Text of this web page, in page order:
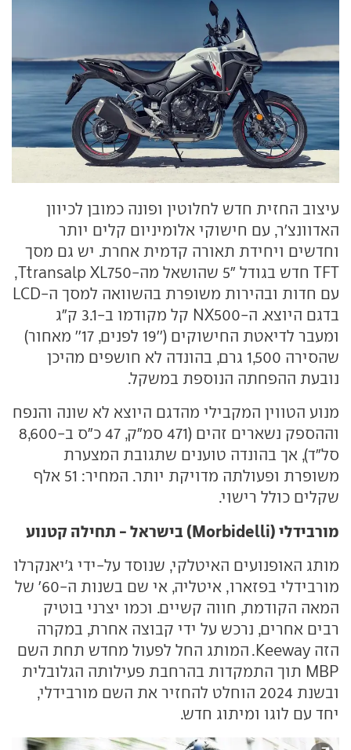
עיצוב החזית חדש לחלוטין ופונה כמובן לכיוון
האדוונצ׳ר, עם חישוקי אלומיניום קלים יותר
וחדשים ויחידת תאורה קדמית אחרת. יש גם מסך
TFT חדש בגודל "5 שהושאל מה-Ttransalp XL750,
עם חדות ובהירות משופרת בהשוואה למסך ה-LCD
בדגם היוצא. ה-NX500 קל מקודמו ב-3.1 ק״ג
ומעבר לדיאטת החישוקים (''19 לפנים, 17'' מאחור)
שהסירה 1,500 גרם, בהונדה לא חושפים מהיכן
נובעת ההפחתה הנוספת במשקל.
מנוע הטווין המקבילי מהדגם היוצא לא שונה והנפח
וההספק נשארים זהים (471 סמ״ק, 47 כ״ס ב-8,600
סל״ד), אך בהונדה טוענים שתגובת המצערת
משופרת ופעולתה מדויקת יותר. המחיר: 51 אלף
שקלים כולל רישוי.
מורבידלי (Morbidelli) בישראל - תחילה קטנוע
מותג האופנועים האיטלקי, שנוסד על-ידי ג'יאנקרלו
מורבידלי בפזארו, איטליה, אי שם בשנות ה-60' של
המאה הקודמת, חווה קשיים. וכמו יצרני בוטיק
רבים אחרים, נרכש על ידי קבוצה אחרת, במקרה
הזה Keeway. המותג החל לפעול מחדש תחת השם
MBP תוך התמקדות בהרחבת פעילותה הגלובלית
ובשנת 2024 הוחלט להחזיר את השם מורבידלי,
יחד עם לוגו ומיתוג חדש.